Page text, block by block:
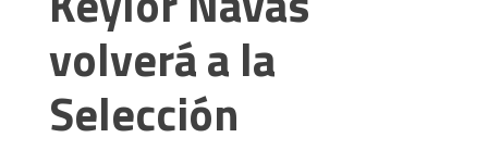
volverá a la
Selección